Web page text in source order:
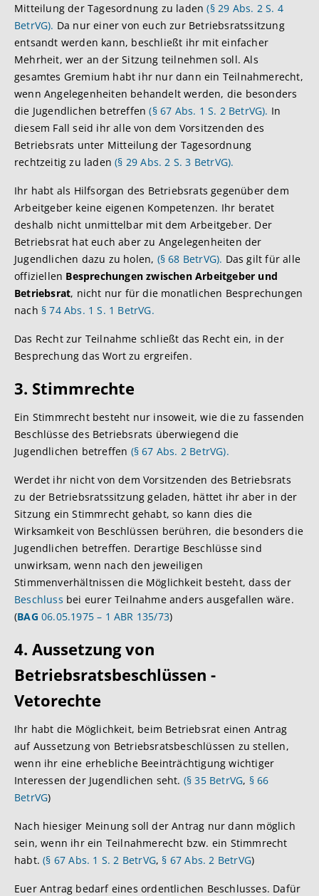
Mitteilung der Tagesordnung zu laden(§ 29 Abs. 2 S. 4
BetrVG). Da nur einer von euch zur Betriebsratssitzung
entsandt werden kann, beschließt ihr mit einfacher
Mehrheit, wer an der Sitzung teilnehmen soll. Als
gesamtes Gremium habt ihr nur dann ein Teilnahmerecht,
wenn Angelegenheiten behandelt werden, die besonders
die Jugendlichen betreffen(§ 67 Abs. 1 S. 2 BetrVG). In
diesem Fall seid ihr alle von dem Vorsitzenden des
Betriebsrats unter Mitteilung der Tagesordnung
rechtzeitig zu laden(§ 29 Abs. 2 S. 3 BetrVG).
Ihr habt als Hilfsorgan des Betriebsrats gegenüber dem
Arbeitgeber keine eigenen Kompetenzen. Ihr beratet
deshalb nicht unmittelbar mit dem Arbeitgeber. Der
Betriebsrat hat euch aber zu Angelegenheiten der
Jugendlichen dazu zu holen, (§ 68 BetrVG). Das gilt für alle
offiziellen Besprechungen zwischen Arbeitgeber und
Betriebsrat, nicht nur für die monatlichen Besprechungen
nach § 74 Abs. 1 S. 1 BetrVG.
Das Recht zur Teilnahme schließt das Recht ein, in der
Besprechung das Wort zu ergreifen.
3. Stimmrechte
Ein Stimmrecht besteht nur insoweit, wie die zu fassenden
Beschlüsse des Betriebsrats überwiegend die
Jugendlichen betreffen (§ 67 Abs. 2 BetrVG).
Werdet ihr nicht von dem Vorsitzenden des Betriebsrats
zu der Betriebsratssitzung geladen, hättet ihr aber in der
Sitzung ein Stimmrecht gehabt, so kann dies die
Wirksamkeit von Beschlüssen berühren, die besonders die
Jugendlichen betreffen. Derartige Beschlüsse sind
unwirksam, wenn nach den jeweiligen
Stimmenverhältnissen die Möglichkeit besteht, dass der
Beschluss bei eurer Teilnahme anders ausgefallen wäre.
(BAG 06.05.1975 – 1 ABR 135/73)
4. Aussetzung von
Betriebsratsbeschlüssen -
Vetorechte
Ihr habt die Möglichkeit, beim Betriebsrat einen Antrag
auf Aussetzung von Betriebsratsbeschlüssen zu stellen,
wenn ihr eine erhebliche Beeinträchtigung wichtiger
Interessen der Jugendlichen seht. (§ 35 BetrVG, § 66
BetrVG)
Nach hiesiger Meinung soll der Antrag nur dann möglich
sein, wenn ihr ein Teilnahmerecht bzw. ein Stimmrecht
habt.(§ 67 Abs. 1 S. 2 BetrVG, § 67 Abs. 2 BetrVG)
Euer Antrag bedarf eines ordentlichen Beschlusses. Dafür